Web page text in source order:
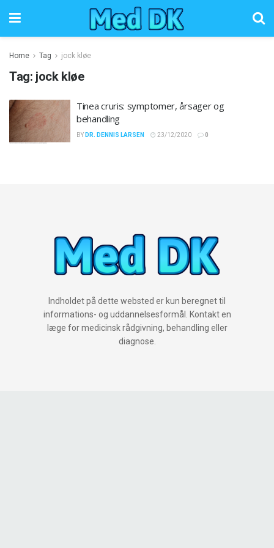
Home Tag jock kløe
Tag: jock kløe
Tinea cruris: symptomer, årsager og
behandling
BY DR. DENNIS LARSEN 23/12/2020 0
Indholdet på dette websted er kun beregnet til
informations- og uddannelsesformål. Kontakt en
læge for medicinsk rådgivning, behandling eller
diagnose.